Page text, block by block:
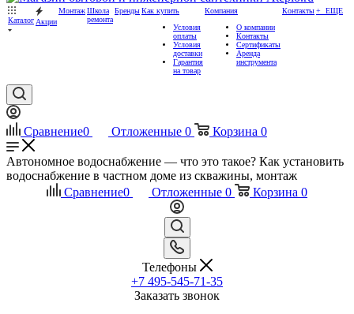
Каталог Акции
МонтажШкола
ремонта
БрендыКак купить
Условия
оплаты
Условия
доставки
Гарантия
на товар
Компания
О компании
Контакты
Сертификаты
Аренда
инструмента
Контакты+ ЕЩЕ
Сравнение0 Отложенные 0 Корзина 0
Автономное водоснабжение — что это такое? Как установить
водоснабжение в частном доме из скважины, монтаж
Сравнение0 Отложенные 0 Корзина 0
Телефоны
+7 495-545-71-35
Заказать звонок